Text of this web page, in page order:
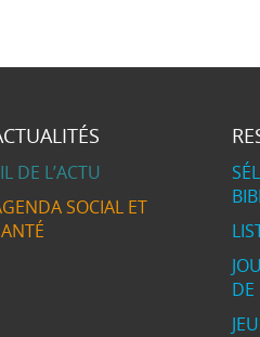
DE L’ACTU
SOCIAL ET
DE